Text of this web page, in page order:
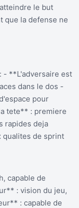
le but
que la defense ne
- **L'adversaire est
dans le dos -
pour
tete** : premiere
rapides deja
qualites de sprint
capable de
: vision du jeu,
: capable de